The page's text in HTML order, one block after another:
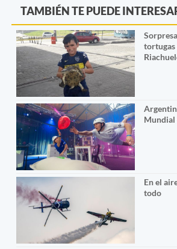
TAMBIÉN TE PUEDE
tortugas
Mundial
En el
todo